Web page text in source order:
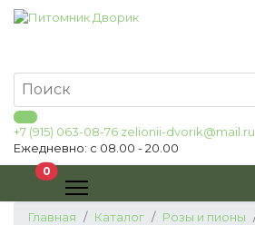
+7 (915) 063-08-76 zelionii-dvorik@mail.ru
Ежедневно: с 08.00 - 20.00
0В корзину
Главная Каталог Розы и пионы